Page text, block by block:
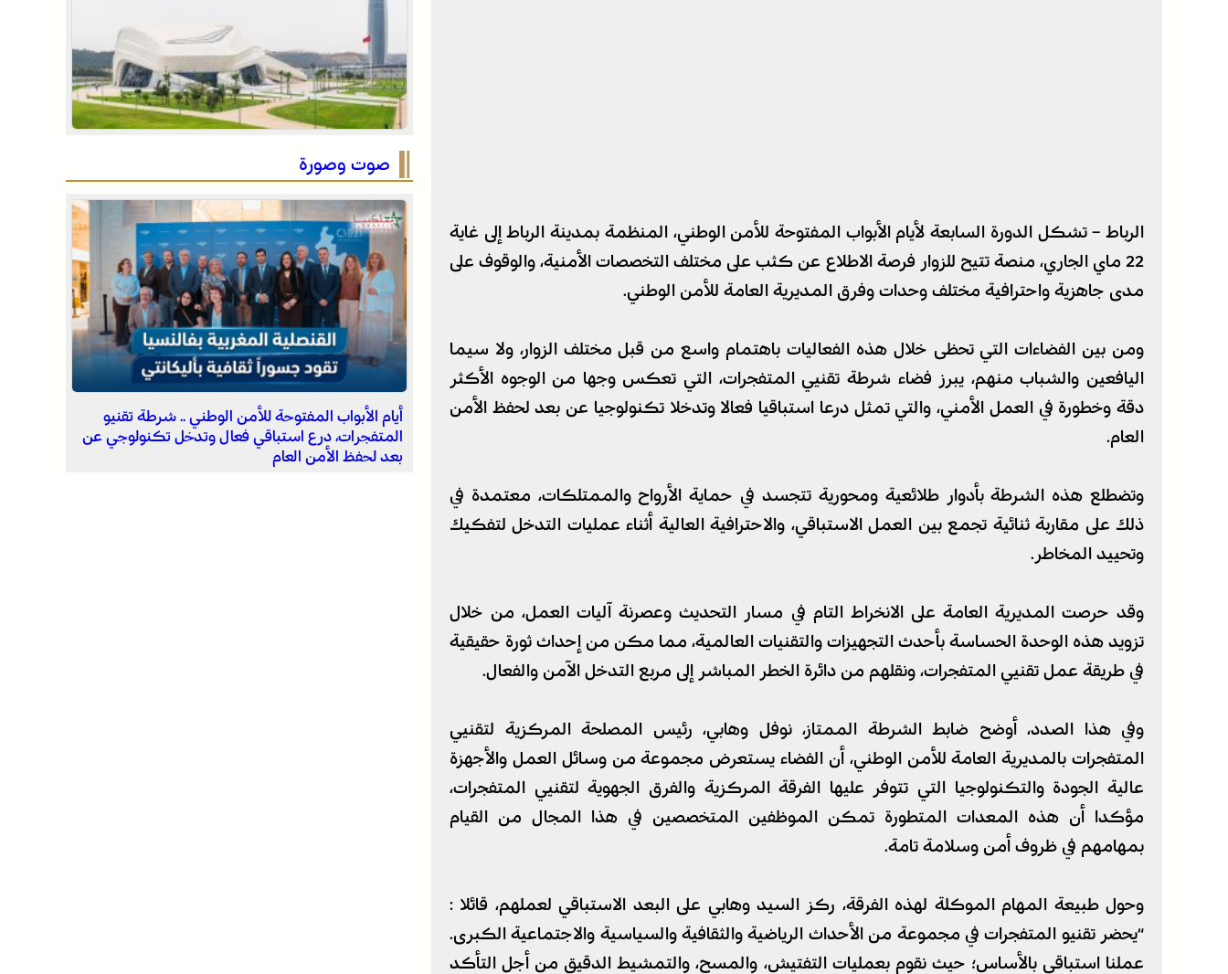
الرباط – تشكل الدورة السابعة لأيام الأبواب المفتوحة للأمن الوطني، المنظمة بمدينة الرباط إلى غاية
22 ماي الجاري، منصة تتيح للزوار فرصة الاطلاع عن كثب على مختلف التخصصات الأمنية، والوقوف على
مدى جاهزية واحترافية مختلف وحدات وفرق المديرية العامة للأمن الوطني.
ومن بين الفضاءات التي تحظى خلال هذه الفعاليات باهتمام واسع من قبل مختلف الزوار، ولا سيما
اليافعين والشباب منهم، يبرز فضاء شرطة تقنيي المتفجرات، التي تعكس وجها من الوجوه الأكثر
دقة وخطورة في العمل الأمني، والتي تمثل درعا استباقيا فعالا وتدخلا تكنولوجيا عن بعد لحفظ الأمن
العام.
وتضطلع هذه الشرطة بأدوار طلائعية ومحورية تتجسد في حماية الأرواح والممتلكات، معتمدة في
ذلك على مقاربة ثنائية تجمع بين العمل الاستباقي، والاحترافية العالية أثناء عمليات التدخل لتفكيك
وتحييد المخاطر.
وقد حرصت المديرية العامة على الانخراط التام في مسار التحديث وعصرنة آليات العمل، من خلال
تزويد هذه الوحدة الحساسة بأحدث التجهيزات والتقنيات العالمية، مما مكن من إحداث ثورة حقيقية
في طريقة عمل تقنيي المتفجرات، ونقلهم من دائرة الخطر المباشر إلى مربع التدخل الآمن والفعال.
وفي هذا الصدد، أوضح ضابط الشرطة الممتاز، نوفل وهابي، رئيس المصلحة المركزية لتقنيي
المتفجرات بالمديرية العامة للأمن الوطني، أن الفضاء يستعرض مجموعة من وسائل العمل والأجهزة
عالية الجودة والتكنولوجيا التي تتوفر عليها الفرقة المركزية والفرق الجهوية لتقنيي المتفجرات،
مؤكدا أن هذه المعدات المتطورة تمكن الموظفين المتخصصين في هذا المجال من القيام
بمهامهم في ظروف أمن وسلامة تامة.
وحول طبيعة المهام الموكلة لهذه الفرقة، ركز السيد وهابي على البعد الاستباقي لعملهم، قائلا :
“يحضر تقنيو المتفجرات في مجموعة من الأحداث الرياضية والثقافية والسياسية والاجتماعية الكبرى.
عملنا استباقي بالأساس؛ حيث نقوم بعمليات التفتيش، والمسح، والتمشيط الدقيق من أجل التأكد
الاحتفال باليوم الوطني للمغاربة المقيمين بالخارج تحت
شعار “المغاربة المقيمون بالخارج في خدمة أوراش
المغرب 2030”
الاحتفال باليوم الوطني للمغاربة المقيمين بالخارج تحت
شعار “المغاربة المقيمون بالخارج في خدمة أوراش
صوت وصورة
أيام الأبواب المفتوحة للأمن الوطني .. شرطة تقنيو
المتفجرات، درع استباقي فعال وتدخل تكنولوجي عن
بعد لحفظ الأمن العام